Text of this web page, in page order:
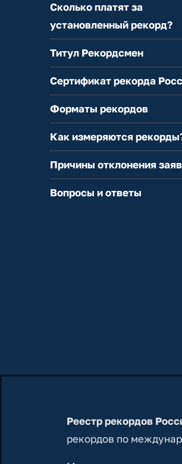
Сколько платят за
установленный рекорд?
Титул Рекордсмен
Сертификат рекорда
Форматы рекордов
Как измеряются
Причины отклонения
Вопросы и ответы
Реестр рекордов
рекордов по